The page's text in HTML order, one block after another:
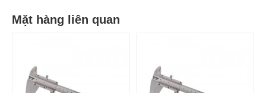
Mặt hàng liên quan